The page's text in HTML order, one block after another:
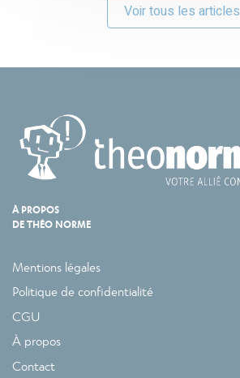
Voir tous les articles
À PROPOS
DE THÉO NORME
Mentions légales
Politique de confidentialité
CGU
À propos
Contact